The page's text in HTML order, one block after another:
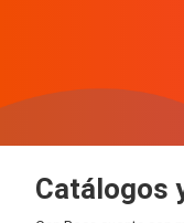
Catálogos